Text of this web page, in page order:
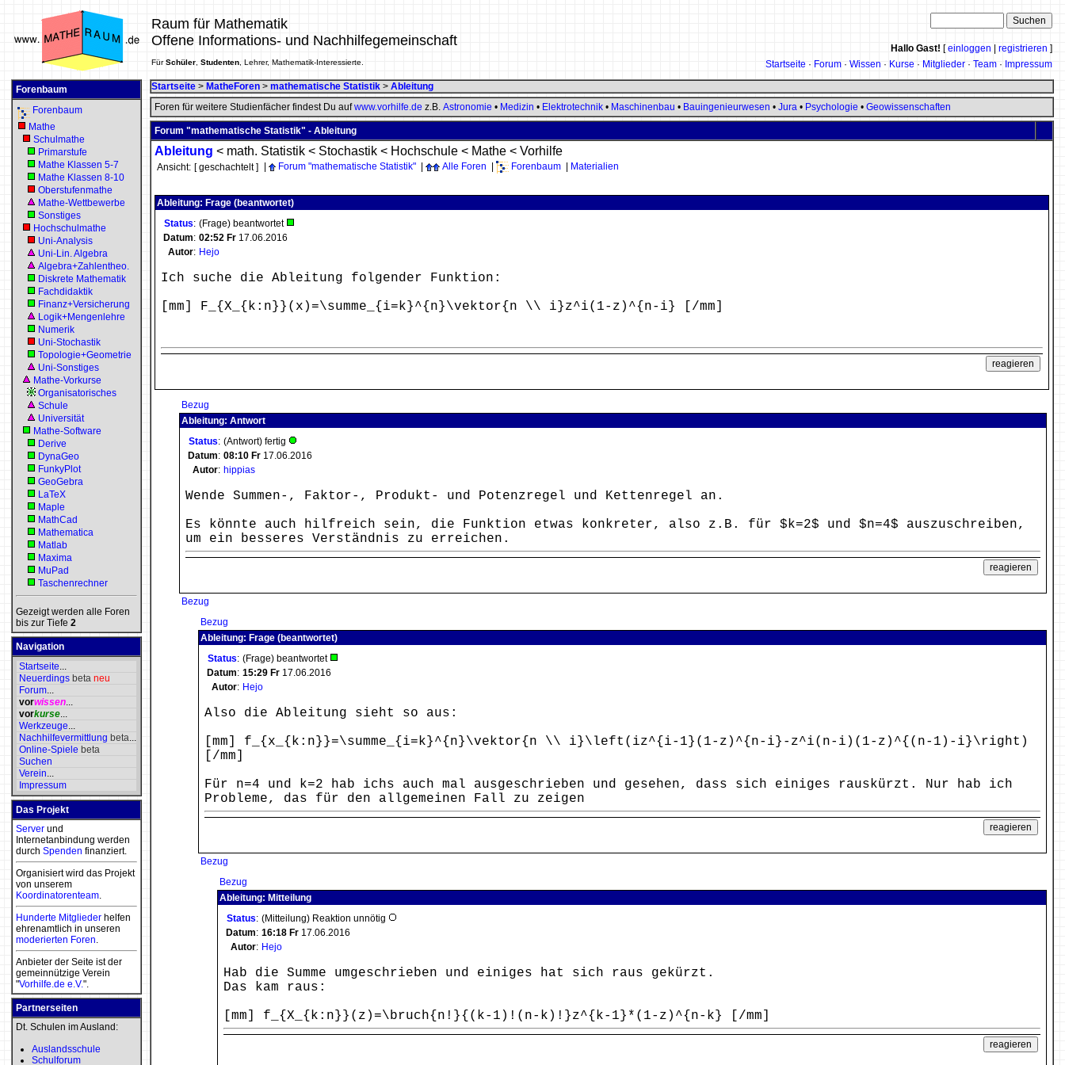
Raum für Mathematik
Offene Informations- und Nachhilfegemeinschaft
FürSchüler Studenten , Lehrer, Mathematik-Interessierte.
Hallo Gast! [einloggen registrieren ]
Startseite · Forum · Wissen · Kurse · Mitglieder · Team · Impressum
Forenbaum
Forenbaum
Mathe
Schulmathe
Primarstufe
Mathe Klassen 5-7
Mathe Klassen 8-10
Oberstufenmathe
Mathe-Wettbewerbe
Sonstiges
Hochschulmathe
Uni-Analysis
Uni-Lin. Algebra
Algebra+Zahlentheo.
Diskrete Mathematik
Fachdidaktik
Finanz+Versicherung
Logik+Mengenlehre
Numerik
Uni-Stochastik
Topologie+Geometrie
Uni-Sonstiges
Mathe-Vorkurse
Organisatorisches
Schule
Universität
Mathe-Software
Derive
DynaGeo
FunkyPlot
GeoGebra
LaTeX
Maple
MathCad
Mathematica
Matlab
Maxima
MuPad
Taschenrechner
Gezeigt werden alle Foren
bis zur Tiefe 2
Navigation
Startseite...
Neuerdings beta neu
Forum...
vorwissen...
vorkurse...
Werkzeuge...
Nachhilfevermittlung beta...
Online-Spiele beta
Suchen
Verein...
Impressum
Das Projekt
Server und
Internetanbindung werden
durch Spenden finanziert.
Organisiert wird das Projekt
von unserem
Koordinatorenteam.
Hunderte Mitglieder helfen
ehrenamtlich in unseren
moderierten Foren.
Anbieter der Seite ist der
gemeinnützige Verein
"Vorhilfe.de e.V.".
Partnerseiten
Dt. Schulen im Ausland:
Auslandsschule
Schulforum
Startseite > MatheForen > mathematische Statistik > Ableitung
Foren für weitere Studienfächer findest Du aufwww.vorhilfe.de z.B. Astronomie • Medizin • Elektrotechnik • Maschinenbau • Bauingenieurwesen • Jura • Psychologie • Geowissenschaften
Forum "mathematische Statistik" - Ableitung
Ableitung < math. Statistik < Stochastik < Hochschule < Mathe < Vorhilfe
Ansicht: [ geschachtelt ] Forum "mathematische Statistik" Alle Foren Forenbaum Materialien
Ableitung: Frage (beantwortet)
Status: (Frage) beantwortet
Datum: 02:52 Fr 17.06.2016
Autor: Hejo
Ich suche die Ableitung folgender Funktion:
[mm] F_{X_{k:n}}(x)=\summe_{i=k}^{n}\vektor{n \\ i}z^i(1-z)^{n-i} [/mm]
Bezug
Ableitung: Antwort
Status: (Antwort) fertig
Datum: 08:10 Fr 17.06.2016
Autor: hippias
Wende Summen-, Faktor-, Produkt- und Potenzregel und Kettenregel an.
Es könnte auch hilfreich sein, die Funktion etwas konkreter, also z.B. für $k=2$ und $n=4$ auszuschreiben,
um ein besseres Verständnis zu erreichen.
Bezug
Bezug
Ableitung: Frage (beantwortet)
Status: (Frage) beantwortet
Datum: 15:29 Fr 17.06.2016
Autor: Hejo
Also die Ableitung sieht so aus:
[mm] f_{x_{k:n}}=\summe_{i=k}^{n}\vektor{n \\ i}\left(iz^{i-1}(1-z)^{n-i}-z^i(n-i)(1-z)^{(n-1)-i}\right)
[/mm]
Für n=4 und k=2 hab ichs auch mal ausgeschrieben und gesehen, dass sich einiges rauskürzt. Nur hab ich
Probleme, das für den allgemeinen Fall zu zeigen
Bezug
Bezug
Ableitung: Mitteilung
Status: (Mitteilung) Reaktion unnötig
Datum: 16:18 Fr 17.06.2016
Autor: Hejo
Hab die Summe umgeschrieben und einiges hat sich raus gekürzt.
Das kam raus:
[mm] f_{X_{k:n}}(z)=\bruch{n!}{(k-1)!(n-k)!}z^{k-1}*(1-z)^{n-k} [/mm]